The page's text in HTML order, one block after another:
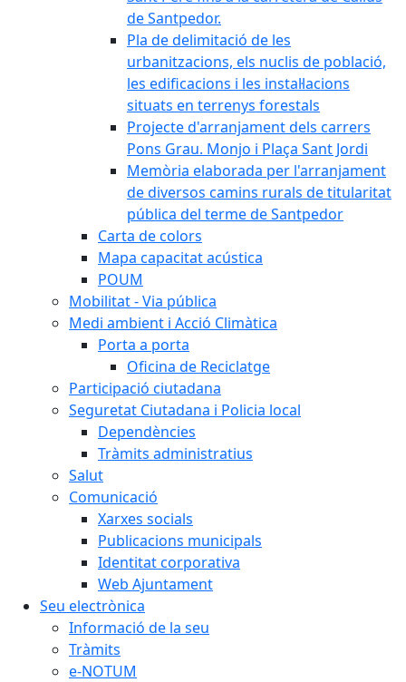
de Santpedor.
Pla de delimitació de les
urbanitzacions, els nuclis de població,
les edificacions i les instal·lacions
situats en terrenys forestals
Projecte d'arranjament dels carrers
Pons Grau. Monjo i Plaça Sant Jordi
Memòria elaborada per l'arranjament
de diversos camins rurals de titularitat
pública del terme de Santpedor
Carta de colors
Mapa capacitat acústica
POUM
Mobilitat - Via pública
Medi ambient i Acció Climàtica
Porta a porta
Oficina de Reciclatge
Participació ciutadana
Seguretat Ciutadana i Policia local
Dependències
Tràmits administratius
Salut
Comunicació
Xarxes socials
Publicacions municipals
Identitat corporativa
Web Ajuntament
Seu electrònica
Informació de la seu
Tràmits
e-NOTUM